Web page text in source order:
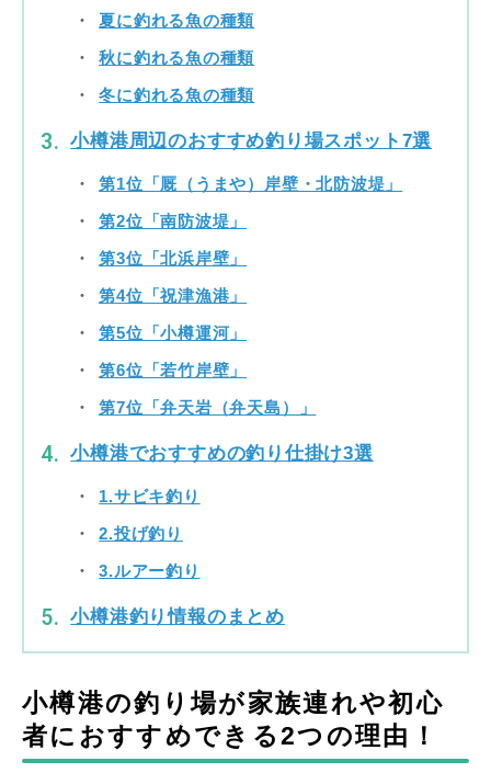
夏に釣れる魚の種類
秋に釣れる魚の種類
冬に釣れる魚の種類
小樽港周辺のおすすめ釣り場スポット7選
第1位「厩（うまや）岸壁・北防波堤」
第2位「南防波堤」
第3位「北浜岸壁」
第4位「祝津漁港」
第5位「小樽運河」
第6位「若竹岸壁」
第7位「弁天岩（弁天島）」
小樽港でおすすめの釣り仕掛け3選
1.サビキ釣り
2.投げ釣り
3.ルアー釣り
小樽港釣り情報のまとめ
小樽港の釣り場が家族連れや初心
者におすすめできる2つの理由！